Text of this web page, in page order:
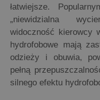
łatwiejsze.
„niewidzialna
widoczność kierowcy
hydrofobowe mają
odzieży i obuwia,
pełną
silnego efektu